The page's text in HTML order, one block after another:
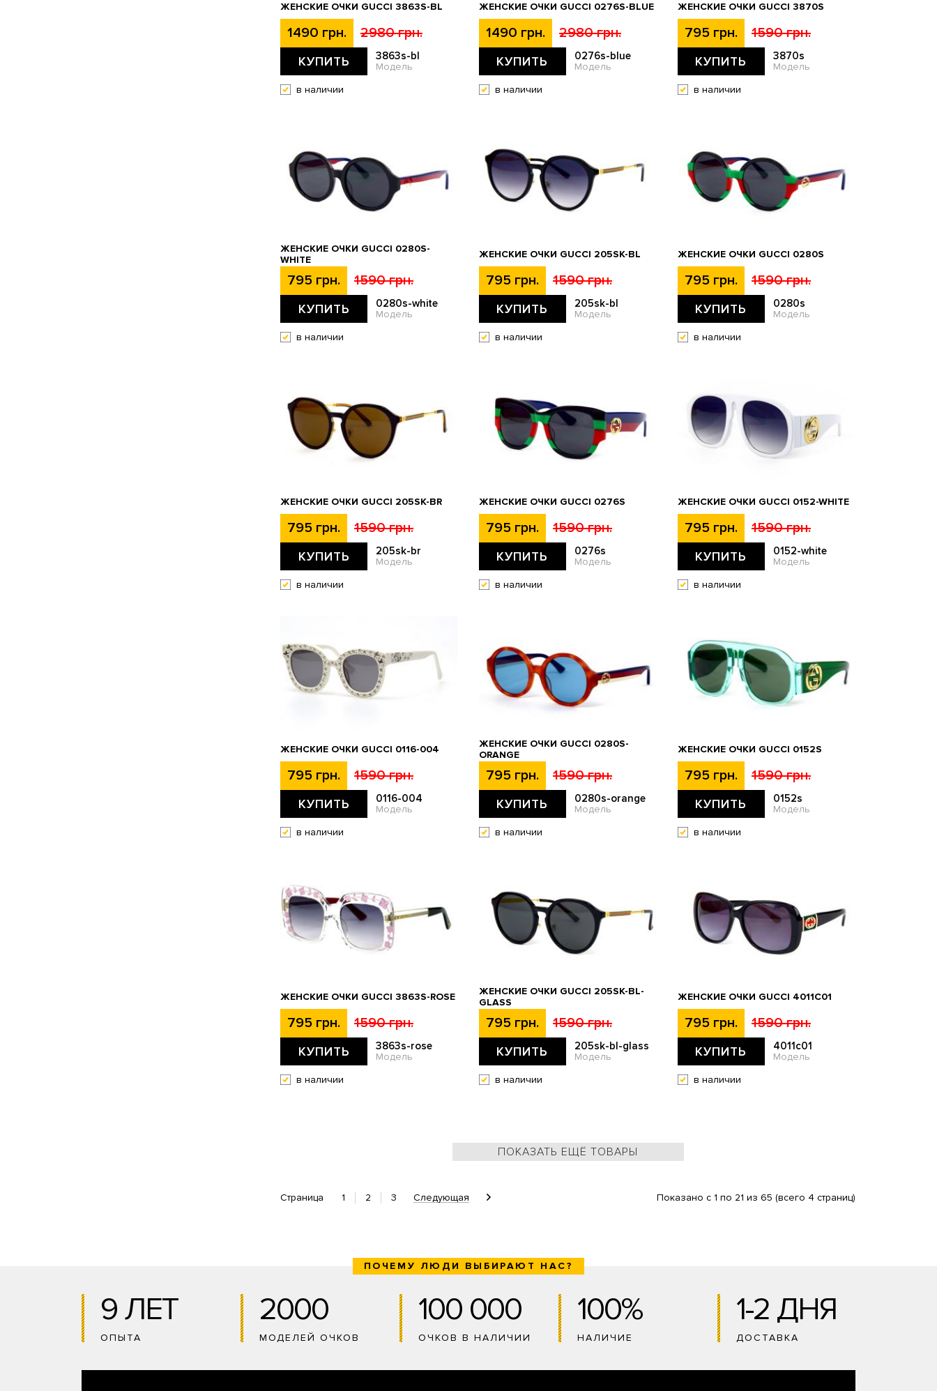
ЖЕНСКИЕ ОЧКИ GUCCI 3863S-BL
1490 грн. 2980 грн.
КУПИТЬ 3863s-bl
Модель
в наличии
ЖЕНСКИЕ ОЧКИ GUCCI 0276S-BLUE
1490 грн. 2980 грн.
КУПИТЬ 0276s-blue
Модель
в наличии
ЖЕНСКИЕ ОЧКИ GUCCI 3870S
795 грн. 1590 грн.
КУПИТЬ 3870s
Модель
в наличии
ЖЕНСКИЕ ОЧКИ GUCCI 0280S-
WHITE
795 грн. 1590 грн.
КУПИТЬ 0280s-white
Модель
в наличии
ЖЕНСКИЕ ОЧКИ GUCCI 205SK-BL
795 грн. 1590 грн.
КУПИТЬ 205sk-bl
Модель
в наличии
ЖЕНСКИЕ ОЧКИ GUCCI 0280S
795 грн. 1590 грн.
КУПИТЬ 0280s
Модель
в наличии
ЖЕНСКИЕ ОЧКИ GUCCI 205SK-BR
795 грн. 1590 грн.
КУПИТЬ 205sk-br
Модель
в наличии
ЖЕНСКИЕ ОЧКИ GUCCI 0276S
795 грн. 1590 грн.
КУПИТЬ 0276s
Модель
в наличии
ЖЕНСКИЕ ОЧКИ GUCCI 0152-WHITE
795 грн. 1590 грн.
КУПИТЬ 0152-white
Модель
в наличии
ЖЕНСКИЕ ОЧКИ GUCCI 0116-004
795 грн. 1590 грн.
КУПИТЬ 0116-004
Модель
в наличии
ЖЕНСКИЕ ОЧКИ GUCCI 0280S-
ORANGE
795 грн. 1590 грн.
КУПИТЬ 0280s-orange
Модель
в наличии
ЖЕНСКИЕ ОЧКИ GUCCI 0152S
795 грн. 1590 грн.
КУПИТЬ 0152s
Модель
в наличии
ЖЕНСКИЕ ОЧКИ GUCCI 3863S-ROSE
795 грн. 1590 грн.
КУПИТЬ 3863s-rose
Модель
в наличии
ЖЕНСКИЕ ОЧКИ GUCCI 205SK-BL-
GLASS
795 грн. 1590 грн.
КУПИТЬ 205sk-bl-glass
Модель
в наличии
ЖЕНСКИЕ ОЧКИ GUCCI 4011С01
795 грн. 1590 грн.
КУПИТЬ 4011с01
Модель
в наличии
ПОКАЗАТЬ ЕЩЁ ТОВАРЫ
Страница 1 2 3 Следующая Показано с 1 по 21 из 65 (всего 4 страниц)
ПОЧЕМУ ЛЮДИ ВЫБИРАЮТ НАС?
9 ЛЕТ
ОПЫТА
2000
МОДЕЛЕЙ ОЧКОВ
100 000
ОЧКОВ В НАЛИЧИИ
100%
НАЛИЧИЕ
1-2 ДНЯ
ДОСТАВКА